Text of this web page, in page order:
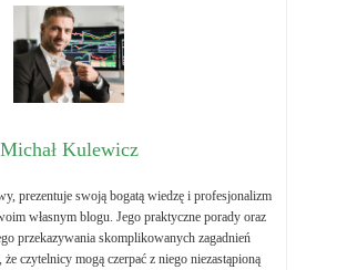
Michał Kulewicz
prezentuje swoją bogatą wiedzę i profesjonalizm
własnym blogu. Jego praktyczne porady oraz
przekazywania skomplikowanych zagadnień
czytelnicy mogą czerpać z niego niezastąpioną